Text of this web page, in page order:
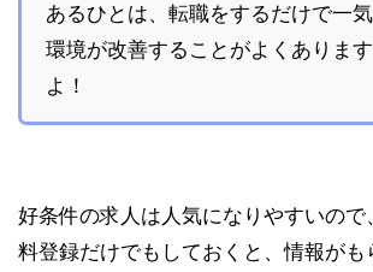
あるひとは、転職をするだけで一
環境が改善することがよくあります
よ！
好条件の求人は人気になりやすいので
料登録だけでもしておくと、情報がも